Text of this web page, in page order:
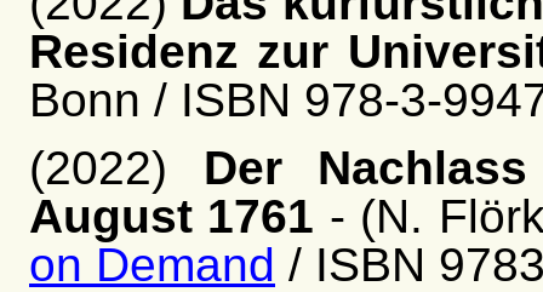
Residenz zur
Bonn / ISBN 978-3-
(2022) Der
August 1761 - (N.
on Demand / ISBN